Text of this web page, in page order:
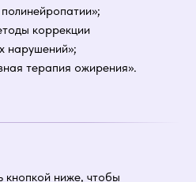
коррекции
нарушений»;
терапия ожирения».
кнопкой ниже, чтобы